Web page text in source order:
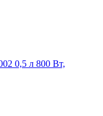
0,5 л 800 Вт,